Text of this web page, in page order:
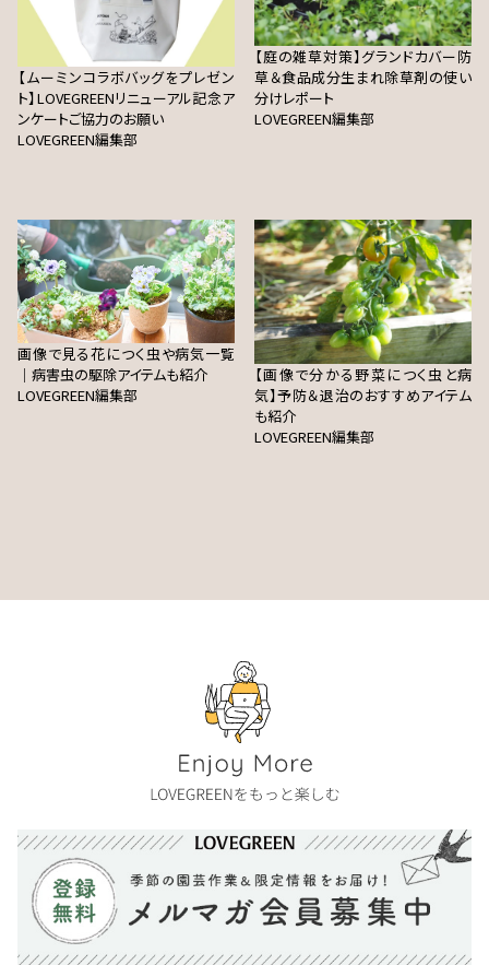
【ムーミンコラボバッグをプレゼン
ト】LOVEGREENリニューアル記念ア
ンケートご協力のお願い
LOVEGREEN編集部
【庭の雑草対策】グランドカバー防
草＆食品成分生まれ除草剤の使い
分けレポート
LOVEGREEN編集部
画像で見る花につく虫や病気一覧
｜病害虫の駆除アイテムも紹介
LOVEGREEN編集部
【画像で分かる野菜につく虫と病
気】予防＆退治のおすすめアイテム
も紹介
LOVEGREEN編集部